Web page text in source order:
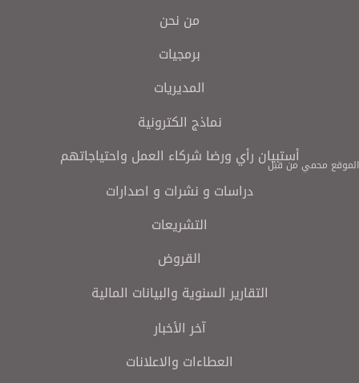
من نحن
برمجيات
المديريات
نماذج الكترونية
أستبيان رأي ورضا شركاء العمل واحتياجاتهم
دراسات و نشرات و اصدارات
التشريعات
القروض
التقارير السنوية والبيانات المالية
آخر الأخبار
العطاءات والاعلانات
الموقع محمي من قبل